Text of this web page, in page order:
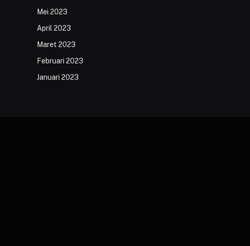
Mei 2023
April 2023
Maret 2023
Februari 2023
Januari 2023